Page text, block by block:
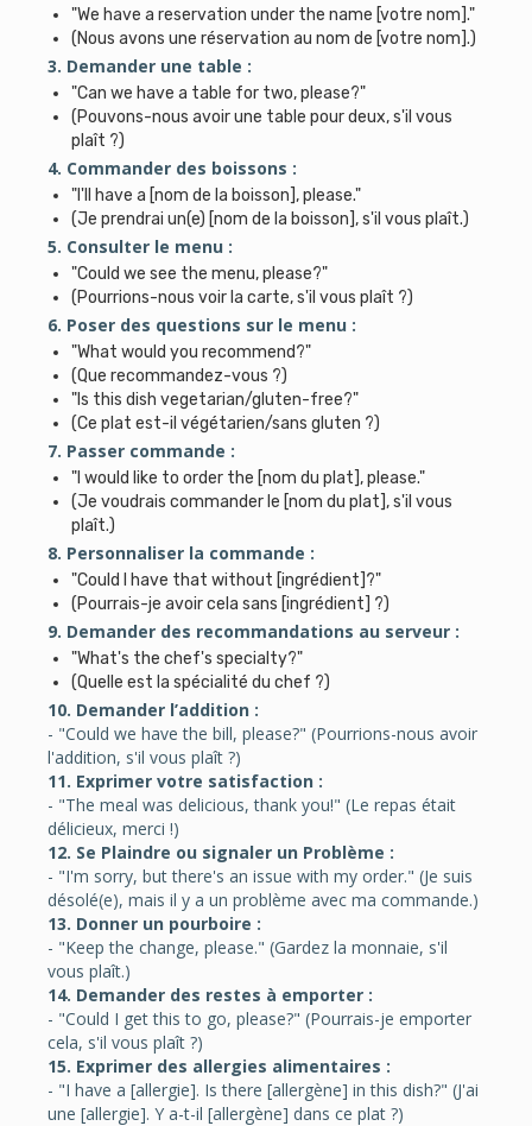
"We have a reservation under the name [votre nom]."
(Nous avons une réservation au nom de [votre nom].)
3. Demander une table :
"Can we have a table for two, please?"
(Pouvons-nous avoir une table pour deux, s'il vous
plaît ?)
4. Commander des boissons :
"I'll have a [nom de la boisson], please."
(Je prendrai un(e) [nom de la boisson], s'il vous plaît.)
5. Consulter le menu :
"Could we see the menu, please?"
(Pourrions-nous voir la carte, s'il vous plaît ?)
6. Poser des questions sur le menu :
"What would you recommend?"
(Que recommandez-vous ?)
"Is this dish vegetarian/gluten-free?"
(Ce plat est-il végétarien/sans gluten ?)
7. Passer commande :
"I would like to order the [nom du plat], please."
(Je voudrais commander le [nom du plat], s'il vous
plaît.)
8. Personnaliser la commande :
"Could I have that without [ingrédient]?"
(Pourrais-je avoir cela sans [ingrédient] ?)
9. Demander des recommandations au serveur :
"What's the chef's specialty?"
(Quelle est la spécialité du chef ?)
10. Demander l’addition :
- "Could we have the bill, please?" (Pourrions-nous avoir
l'addition, s'il vous plaît ?)
11. Exprimer votre satisfaction :
- "The meal was delicious, thank you!" (Le repas était
délicieux, merci !)
12. Se Plaindre ou signaler un Problème :
- "I'm sorry, but there's an issue with my order." (Je suis
désolé(e), mais il y a un problème avec ma commande.)
13. Donner un pourboire :
- "Keep the change, please." (Gardez la monnaie, s'il
vous plaît.)
14. Demander des restes à emporter :
- "Could I get this to go, please?" (Pourrais-je emporter
cela, s'il vous plaît ?)
15. Exprimer des allergies alimentaires :
- "I have a [allergie]. Is there [allergène] in this dish?" (J'ai
une [allergie]. Y a-t-il [allergène] dans ce plat ?)